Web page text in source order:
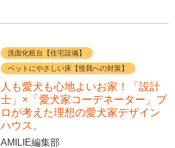
洗面化粧台【住宅設備】
ペットにやさしい床【怪我への対策】
人も愛犬も心地よいお家！「設計
士」×「愛犬家コーデネーター」プ
ロが考えた理想の愛犬家デザイン
ハウス。
AMILIE編集部